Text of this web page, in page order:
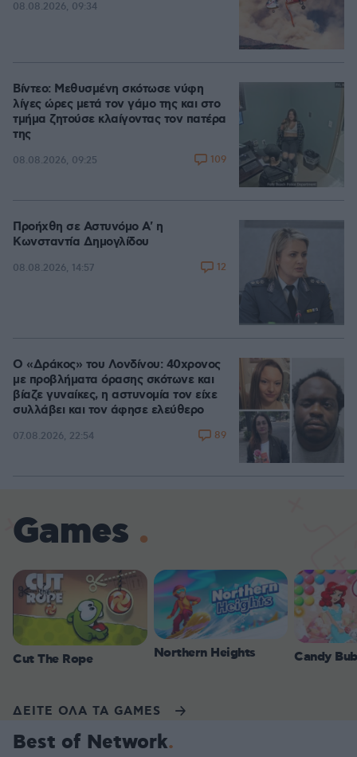
08.08.2026, 09:34
Βίντεο: Μεθυσμένη σκότωσε νύφη
λίγες ώρες μετά τον γάμο της και στο
τμήμα ζητούσε κλαίγοντας τον πατέρα
της
08.08.2026, 09:25 109
Προήχθη σε Αστυνόμο Α' η
Κωνσταντία Δημογλίδου
08.08.2026, 14:57 12
Ο «Δράκος» του Λονδίνου: 40χρονος
με προβλήματα όρασης σκότωνε και
βίαζε γυναίκες, η αστυνομία τον είχε
συλλάβει και τον άφησε ελεύθερο
07.08.2026, 22:54 89
Games
Cut The Rope Northern Heights Candy
ΔΕΙΤΕ ΟΛΑ ΤΑ GAMES
Best of Network